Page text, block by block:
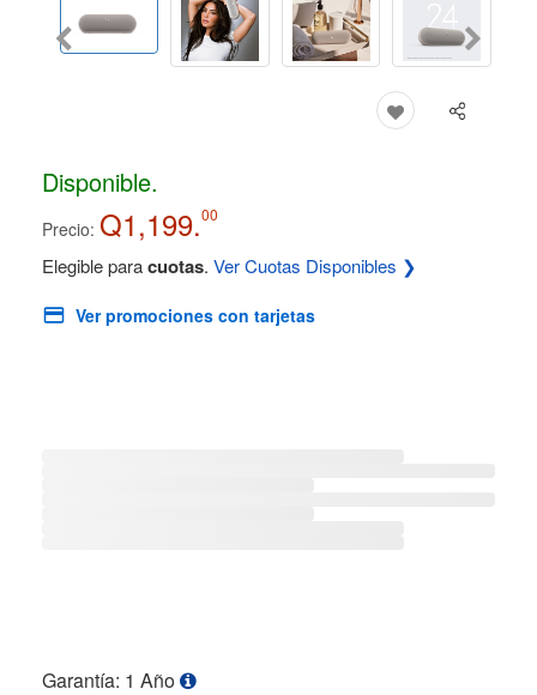
Disponible.
Precio: Q1,199.00
Elegible paracuotas. Ver Cuotas Disponibles ❯
Ver promociones con tarjetas
Garantía: 1 Año